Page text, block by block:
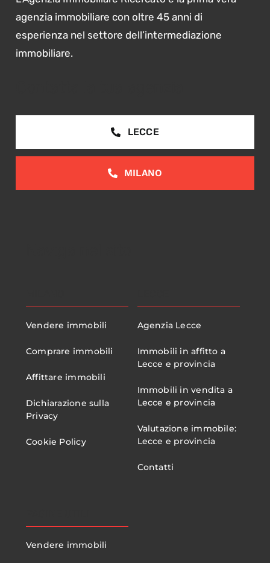
agenzia immobiliare con oltre 45 anni di
esperienza nel settore dell’intermediazione
immobiliare.
LECCE
MILANO
Vendere immobili
Comprare immobili
Affittare immobili
Dichiarazione sulla
Privacy
Cookie Policy
Agenzia Lecce
Immobili in affitto a
Lecce e provincia
Immobili in vendita a
Lecce e provincia
Valutazione immobile:
Lecce e provincia
Contatti
Vendere immobili